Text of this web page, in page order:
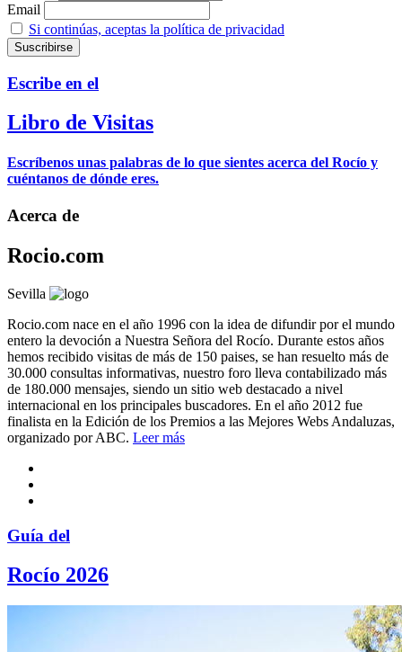
Email
Si continúas, aceptas la política de privacidad
Escribe en el
Libro de Visitas
Escríbenos unas palabras de lo que sientes acerca del Rocío y
cuéntanos de dónde eres.
Acerca de
Rocio.com
Sevilla
Rocio.com nace en el año 1996 con la idea de difundir por el mundo
entero la devoción a Nuestra Señora del Rocío. Durante estos años
hemos recibido visitas de más de 150 paises, se han resuelto más de
30.000 consultas informativas, nuestro foro lleva contabilizado más
de 180.000 mensajes, siendo un sitio web destacado a nivel
internacional en los principales buscadores. En el año 2012 fue
finalista en la Edición de los Premios a las Mejores Webs Andaluzas,
organizado por ABC. Leer más
Guía del
Rocío 2026